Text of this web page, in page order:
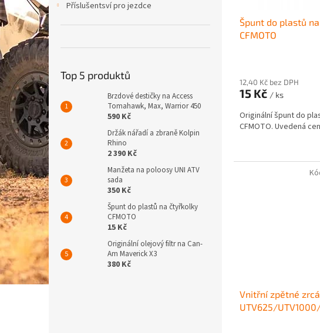
Příslušentsví pro jezdce
Top 5 produktů
Brzdové destičky na Access
Tomahawk, Max, Warrior 450
590 Kč
Držák nářadí a zbraně Kolpin
Rhino
2 390 Kč
Manžeta na poloosy UNI ATV
sada
350 Kč
Špunt do plastů na čtyřkolky
CFMOTO
15 Kč
Originální olejový filtr na Can-
Am Maverick X3
380 Kč
Špunt do plastů
CFMOTO
12,40 Kč bez DPH
15 Kč / ks
Originální špunt do
CFMOTO. Uvedená
Vnitřní zpětné
UTV625/UTV1000/